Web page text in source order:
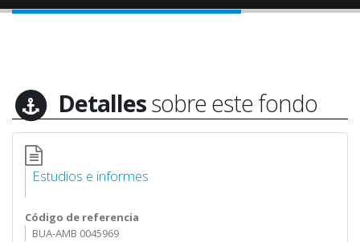
Detallessobre este fondo
Estudios e informes
Código de referencia
BUA-AMB 0045969